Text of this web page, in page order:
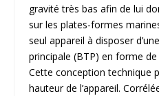
gravité très bas afin de lui
sur les plates-formes
seul appareil à disposer
principale (BTP) en forme
Cette conception technique
hauteur de l’appareil.